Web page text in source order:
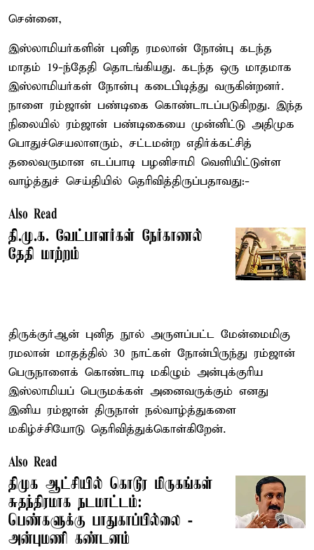
சென்னை,
இஸ்லாமியர்களின் புனித ரமலான் நோன்பு கடந்த
மாதம் 19-ந்தேதி தொடங்கியது. கடந்த ஒரு மாதமாக
இஸ்லாமியர்கள் நோன்பு கடைபிடித்து வருகின்றனர்.
நாளை ரம்ஜான் பண்டிகை கொண்டாடப்படுகிறது. இந்த
நிலையில் ரம்ஜான் பண்டிகையை முன்னிட்டு அதிமுக
பொதுச்செயலாளரும், சட்டமன்ற எதிர்க்கட்சித்
தலைவருமான எடப்பாடி பழனிசாமி வெளியிட்டுள்ள
வாழ்த்துச் செய்தியில் தெரிவித்திருப்பதாவது:-
Also Read
தி.மு.க. வேட்பாளர்கள் நேர்காணல்
தேதி மாற்றம்
திருக்குர்ஆன் புனித நூல் அருளப்பட்ட மேன்மைமிகு
ரமலான் மாதத்தில் 30 நாட்கள் நோன்பிருந்து ரம்ஜான்
பெருநாளைக் கொண்டாடி மகிழும் அன்புக்குரிய
இஸ்லாமியப் பெருமக்கள் அனைவருக்கும் எனது
இனிய ரம்ஜான் திருநாள் நல்வாழ்த்துகளை
மகிழ்ச்சியோடு தெரிவித்துக்கொள்கிறேன்.
Also Read
திமுக ஆட்சியில் கொடூர மிருகங்கள்
சுதந்திரமாக நடமாட்டம்:
பெண்களுக்கு பாதுகாப்பில்லை -
அன்புமணி கண்டனம்